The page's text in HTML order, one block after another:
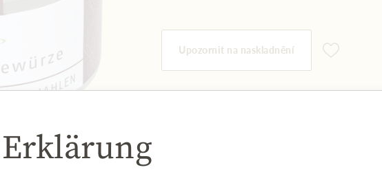
Upozornit na naskladnění